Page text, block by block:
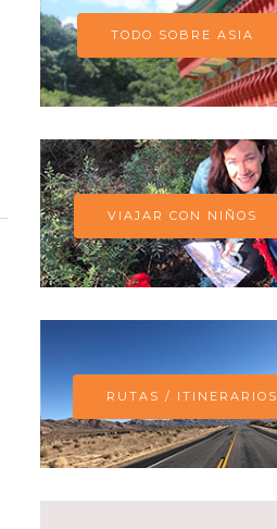
TODO SOBRE ASIA
VIAJAR CON NIÑOS
RUTAS / ITINERARIOS